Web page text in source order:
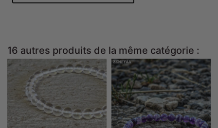
16 autres produits de la même catégorie :